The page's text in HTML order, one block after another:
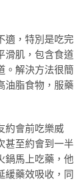
適，特別是吃完
滑肌，包含食道
。解決方法很簡
油脂食物，服藥
約會前吃樂威
甚至約會到一半
鍋馬上吃藥，他
緩藥效吸收，同